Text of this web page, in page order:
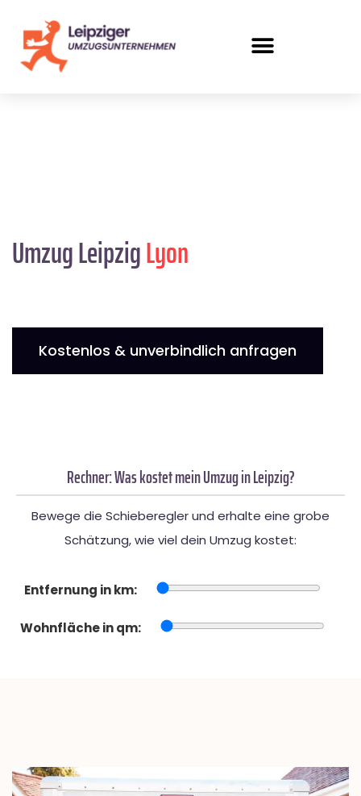
Umzug LeipzigLyon
Kostenlos & unverbindlich anfragen
Rechner: Was kostet mein Umzug in Leipzig?
Bewege die Schieberegler und erhalte eine grobe
Schätzung, wie viel dein Umzug kostet:
Entfernung in km:
Wohnfläche in qm: